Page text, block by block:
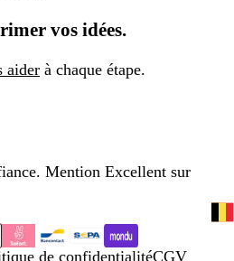
vos idées.
aider à chaque étape.
Mention Excellent sur
de confidentialitéCGV